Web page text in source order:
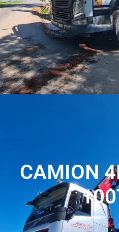
chantiers les
CAMION
Nos camions grue de